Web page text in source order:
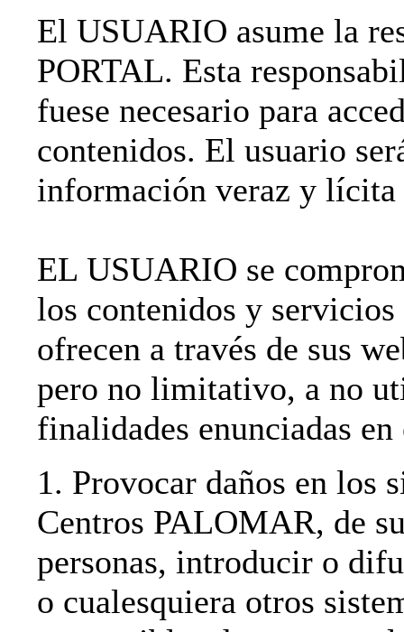
El USUARIO asume la
PORTAL. Esta
fuese necesario para
contenidos. El usuario
información veraz y lícita
EL USUARIO se
los contenidos y
ofrecen a través de sus
pero no limitativo, a no
finalidades enunciadas
1. Provocar daños en los
Centros PALOMAR, de
personas, introducir o
o cualesquiera otros